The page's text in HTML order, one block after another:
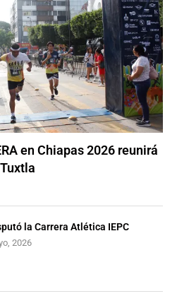
en Chiapas 2026 reunirá
la Carrera Atlética IEPC
2026